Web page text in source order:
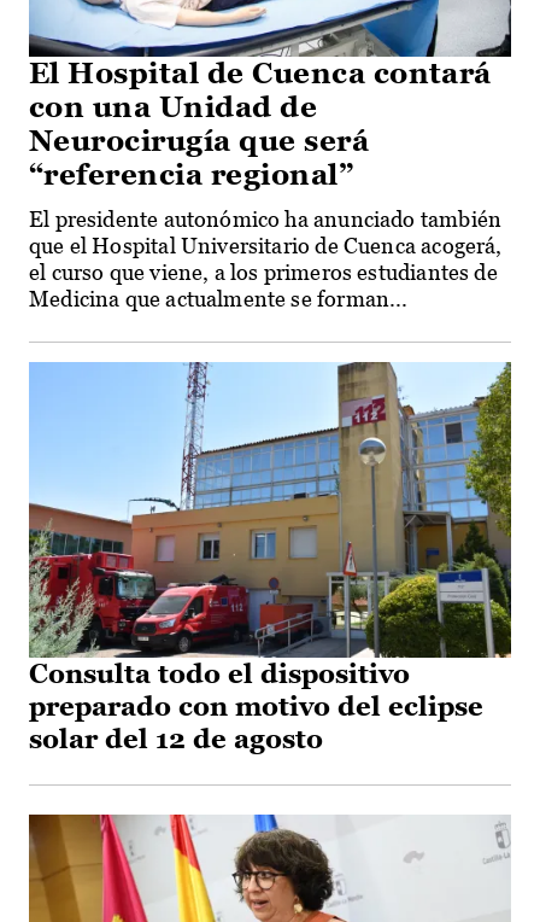
El Hospital de Cuenca contará
con una Unidad de
Neurocirugía que será
“referencia regional”
El presidente autonómico ha anunciado también
que el Hospital Universitario de Cuenca acogerá,
el curso que viene, a los primeros estudiantes de
Medicina que actualmente se forman...
Consulta todo el dispositivo
preparado con motivo del eclipse
solar del 12 de agosto